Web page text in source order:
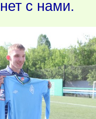
с нами.